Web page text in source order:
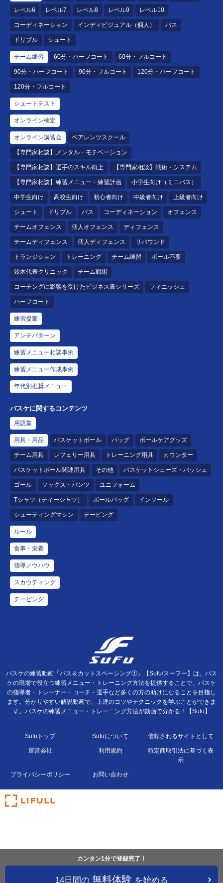
レベル6 レベル7 レベル8 レベル9 レベル10
コーディネーション インディビジュアル（個人） パス
ドリブル シュート
チーム練習 60分・ハーフコート 60分・フルコート
90分・ハーフコート 90分・フルコート 120分・ハーフコート
120分・フルコート
シュートテスト
オンライン検定
オンライン講習会 ペアレンツスクール
【専門家相談】メンタル・モチベーション
【専門家相談】選手のスキル向上 【専門家相談】戦術・システム
【専門家相談】練習メニュー・練習計画 小学生向け（ミニバス）
中学生向け 高校生向け 初心者向け 中級者向け 上級者向け
シュート ドリブル パス コーディネーション オフェンス
チームオフェンス 個人オフェンス ディフェンス
チームディフェンス 個人ディフェンス リバウンド
トランジション トレーニング チーム練習 ボール不要
鈴木代表クリニック チーム戦術
コーチングに影響を受けたビジネス書シリーズ フィニッシュ
ハーフコート
練習提案
アンチパターン
練習メニュー相談事例
練習メニュー作成事例
年代別推奨メニュー
バスケに関するコンテンツ
用語集
用具・用品 バスケットボール バッグ ボールケアグッズ
チーム用具 レフェリー用具 トレーニング用具 カウンター
バスケットボール関連用具 その他 バスケットシューズ・バッシュ
ゴール ソックス・パンツ ユニフォーム
Tシャツ（ティーシャツ） ボールバッグ インソール
シューティングマシン テーピング
ルール
食事・栄養
指導ノウハウ
スカウティング
テーピング
カンタン1分で登録完了！
14日間の 無料体験 を始める
バスケの練習動画「パス＆カットスペーシング①」【Sufu/スーフー】は、バス
ケの現場で役立つ練習メニュー・トレーニング方法を提供することで、バスケ
の指導者・トレーナー・コーチ・選手など多くの方の助けになることを目指し
ます。分かりやすい解説動画で、上達のコツやテクニックを学ぶことができま
す。バスケの練習メニュー・トレーニング方法が動画で分かる！【Sufu】
Sufuトップ Sufuについて 信頼されるサイトとして
運営会社 利用規約
特定商取引法に基づく表
示
プライバシーポリシー お問い合わせ